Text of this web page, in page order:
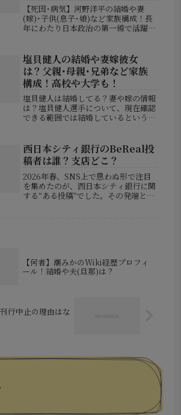
【死因･病気】河野洋平の結婚や妻
(嫁)･子供(息子･娘)など家族構成！長
年にわたり日本政治の第一線で活躍し
し、戦後政治を語るうえで欠かせない
存在として知られています。2026...
塩貝健人の結婚や妻嫁彼女
は？父親･母親･兄弟など家族
構成！高校や大学も！
塩貝健人は結婚してる？妻や嫁の情報
は？塩貝健人選手について、現在確認
できる範囲では結婚しているという公
道も見当たりません。塩貝選手は
2005年3月26日生まれのフォワード
で...
西日本シティ銀行のBeReal投
稿者は誰？支店どこ？
2026年春、SNS上で思わぬ形で注目
を集めたのが、西日本シティ銀行に関
する“ある投稿”でした。その発端とな
【何者】潮みかのWiki経歴プロフィ
ール！結婚や夫(旦那)は？
行中止の理由はな